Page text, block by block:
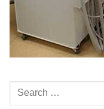
Search
for: